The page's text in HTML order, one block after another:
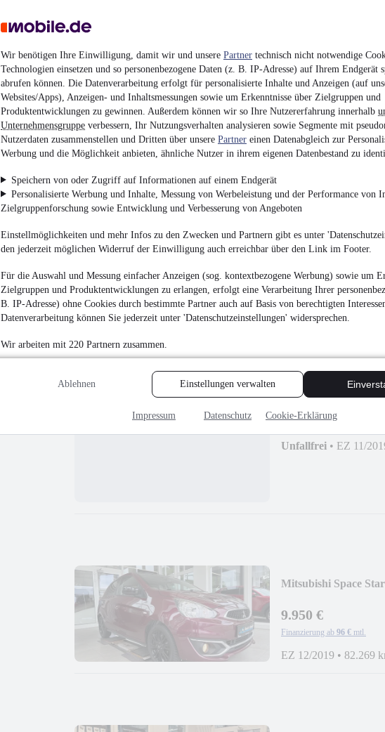
Wir benötigen Ihre Einwilligung, damit wir und unsere Partner technisch nicht notwendige
Technologien einsetzen und so personenbezogene Daten (z. B. IP-Adresse) auf Ihrem Endgerät
abrufen können. Die Datenverarbeitung erfolgt für personalisierte Inhalte und Anzeigen (auf
Websites/Apps), Anzeigen- und Inhaltsmessungen sowie um Erkenntnisse über Zielgruppen und
Produktentwicklungen zu gewinnen. Außerdem können wir so Ihre Nutzererfahrung innerhalb
Unternehmensgruppe verbessern, Ihr Nutzungsverhalten analysieren sowie Segmente mit
Nutzerdaten zusammenstellen und Dritten über unsere Partner einen Datenabgleich zur
Werbung und die Möglichkeit anbieten, ähnliche Nutzer in ihrem eigenen Datenbestand zu
Speichern von oder Zugriff auf Informationen auf einem Endgerät
Personalisierte Werbung und Inhalte, Messung von Werbeleistung und der Performance von
Zielgruppenforschung sowie Entwicklung und Verbesserung von Angeboten
Einstellmöglichkeiten und mehr Infos zu den Zwecken und Partnern gibt es unter
den jederzeit möglichen Widerruf der Einwilligung auch erreichbar über den Link im Footer.
Für die Auswahl und Messung einfacher Anzeigen (sog. kontextbezogene Werbung) sowie um
Zielgruppen und Produktentwicklungen zu erlangen, erfolgt eine Verarbeitung Ihrer
B. IP-Adresse) ohne Cookies durch bestimmte Partner auch auf Basis von berechtigten
Datenverarbeitung können Sie jederzeit unter 'Datenschutzeinstellungen' widersprechen.
Wir arbeiten mit 220 Partnern zusammen.
Ablehnen Einstellungen verwalten
Impressum Datenschutz Cookie-Erklärung
Skoda Fabia Combi
11.950 €
Finanzierung ab 115 € mtl.
Unfallfrei•EZ 11/
Volkswagen Golf 8
30.950 €
Unfallfrei• EZ 07/
Mazda Cx-30
Finanzierung ab 218 €
Unfallfrei • EZ 11/
Mitsubishi Space
9.950 €
Finanzierung ab 96 € mtl.
EZ 12/2019 • 82.269